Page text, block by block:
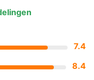
7.4
8.4